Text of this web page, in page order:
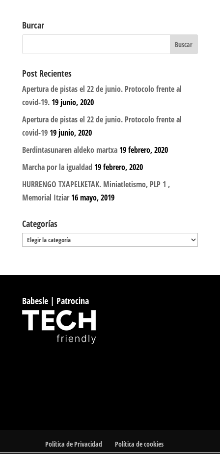
Burcar
Post Recientes
Apertura de pistas el 22 de junio. Protocolo frente al
covid-19. 19 junio, 2020
Apertura de pistas el 22 de junio. Protocolo frente al
covid-19 19 junio, 2020
Berdintasunaren aldeko martxa 19 febrero, 2020
Marcha por la igualdad 19 febrero, 2020
HURRENGO TXAPELKETAK. Miniatletismo, PLP 1 ,
Memorial Itziar 16 mayo, 2019
Categorías
Categorías
Babesle | Patrocina
Política de Privacidad Política de cookies